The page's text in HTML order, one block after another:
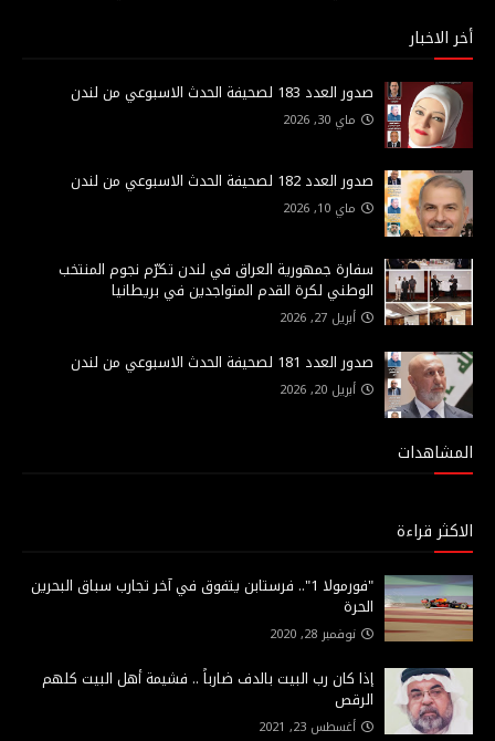
أخر الاخبار
صدور العدد 183 لصحيفة الحدث الاسبوعي من لندن
ماي 30, 2026
صدور العدد 182 لصحيفة الحدث الاسبوعي من لندن
ماي 10, 2026
سفارة جمهورية العراق في لندن تكرّم نجوم المنتخب
الوطني لكرة القدم المتواجدين في بريطانيا
أبريل 27, 2026
صدور العدد 181 لصحيفة الحدث الاسبوعي من لندن
أبريل 20, 2026
المشاهدات
الاكثر قراءة
"فورمولا 1".. فرستابن يتفوق في آخر تجارب سباق البحرين
الحرة
نوفمبر 28, 2020
إذا كان رب البيت بالدف ضارباً .. فشيمة أهل البيت كلهم
الرقص
أغسطس 23, 2021